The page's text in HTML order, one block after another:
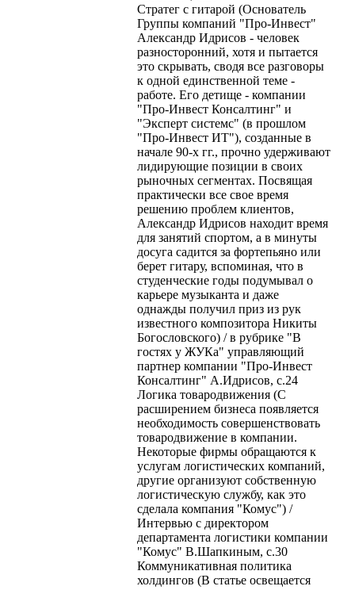
Стратег с гитарой (Основатель
Группы компаний "Про-Инвест"
Александр Идрисов - человек
разносторонний, хотя и пытается
это скрывать, сводя все разговоры
к одной единственной теме -
работе. Его детище - компании
"Про-Инвест Консалтинг" и
"Эксперт системс" (в прошлом
"Про-Инвест ИТ"), созданные в
начале 90-х гг., прочно удерживают
лидирующие позиции в своих
рыночных сегментах. Посвящая
практически все свое время
решению проблем клиентов,
Александр Идрисов находит время
для занятий спортом, а в минуты
досуга садится за фортепьяно или
берет гитару, вспоминая, что в
студенческие годы подумывал о
карьере музыканта и даже
однажды получил приз из рук
известного композитора Никиты
Богословского) / в рубрике "В
гостях у ЖУКа" управляющий
партнер компании "Про-Инвест
Консалтинг" А.Идрисов, с.24
Логика товародвижения (С
расширением бизнеса появляется
необходимость совершенствовать
товародвижение в компании.
Некоторые фирмы обращаются к
услугам логистических компаний,
другие организуют собственную
логистическую службу, как это
сделала компания "Комус") /
Интервью с директором
департамента логистики компании
"Комус" В.Шапкиным, с.30
Коммуникативная политика
холдингов (В статье освещается